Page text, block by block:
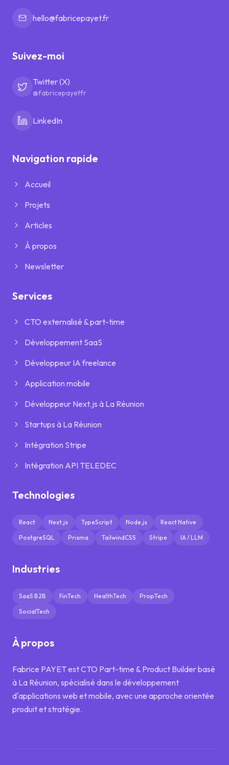
hello@fabricepayet.fr
Suivez-moi
Twitter (X)
@fabricepayetfr
LinkedIn
Navigation rapide
Accueil
Projets
Articles
À propos
Newsletter
Services
CTO externalisé & part-time
Développement SaaS
Développeur IA freelance
Application mobile
Développeur Next.js à La Réunion
Startups à La Réunion
Intégration Stripe
Intégration API TELEDEC
Technologies
React Next.js TypeScript Node.js
React Native
PostgreSQL
Prisma TailwindCSS Stripe IA / LLM
Industries
SaaS B2B FinTech HealthTech
PropTech
SocialTech
À propos
Fabrice PAYET est CTO Part-time & Product Builder basé
à La Réunion, spécialisé dans le développement
d'applications web et mobile, avec une approche orientée
produit et stratégie.